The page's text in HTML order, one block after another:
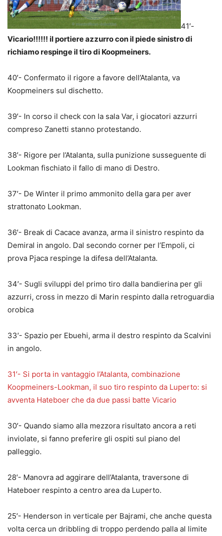
41′-
Vicario!!!!!! il portiere azzurro con il piede sinistro di
richiamo respinge il tiro di Koopmeiners.
40′- Confermato il rigore a favore dell’Atalanta, va
Koopmeiners sul dischetto.
39′- In corso il check con la sala Var, i giocatori azzurri
compreso Zanetti stanno protestando.
38′- Rigore per l’Atalanta, sulla punizione susseguente di
Lookman fischiato il fallo di mano di Destro.
37′- De Winter il primo ammonito della gara per aver
strattonato Lookman.
36′- Break di Cacace avanza, arma il sinistro respinto da
Demiral in angolo. Dal secondo corner per l’Empoli, ci
prova Pjaca respinge la difesa dell’Atalanta.
34′- Sugli sviluppi del primo tiro dalla bandierina per gli
azzurri, cross in mezzo di Marin respinto dalla retroguardia
orobica
33′- Spazio per Ebuehi, arma il destro respinto da Scalvini
in angolo.
31′- Si porta in vantaggio l’Atalanta, combinazione
Koopmeiners-Lookman, il suo tiro respinto da Luperto: si
avventa Hateboer che da due passi batte Vicario
30′- Quando siamo alla mezzora risultato ancora a reti
inviolate, si fanno preferire gli ospiti sul piano del
palleggio.
28′- Manovra ad aggirare dell’Atalanta, traversone di
Hateboer respinto a centro area da Luperto.
25′- Henderson in verticale per Bajrami, che anche questa
volta cerca un dribbling di troppo perdendo palla al limite